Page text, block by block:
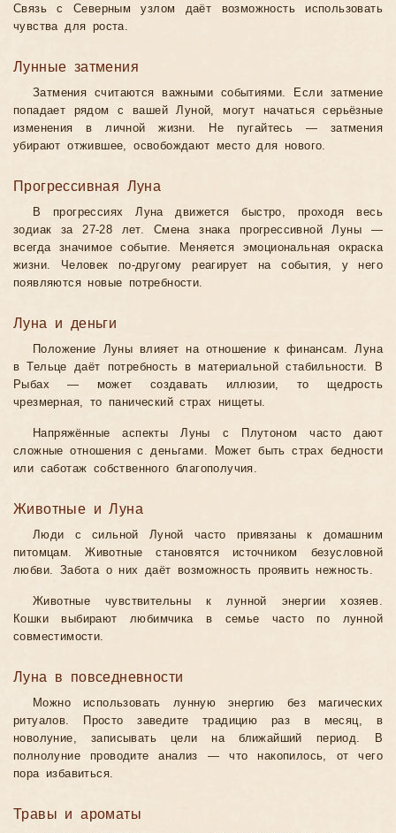
Связь с Северным узлом даёт возможность использовать
чувства для роста.
Лунные затмения
Затмения считаются важными событиями. Если затмение
попадает рядом с вашей Луной, могут начаться серьёзные
изменения в личной жизни. Не пугайтесь — затмения
убирают отжившее, освобождают место для нового.
Прогрессивная Луна
В прогрессиях Луна движется быстро, проходя весь
зодиак за 27-28 лет. Смена знака прогрессивной Луны —
всегда значимое событие. Меняется эмоциональная окраска
жизни. Человек по-другому реагирует на события, у него
появляются новые потребности.
Луна и деньги
Положение Луны влияет на отношение к финансам. Луна
в Тельце даёт потребность в материальной стабильности. В
Рыбах — может создавать иллюзии, то щедрость
чрезмерная, то панический страх нищеты.
Напряжённые аспекты Луны с Плутоном часто дают
сложные отношения с деньгами. Может быть страх бедности
или саботаж собственного благополучия.
Животные и Луна
Люди с сильной Луной часто привязаны к домашним
питомцам. Животные становятся источником безусловной
любви. Забота о них даёт возможность проявить нежность.
Животные чувствительны к лунной энергии хозяев.
Кошки выбирают любимчика в семье часто по лунной
совместимости.
Луна в повседневности
Можно использовать лунную энергию без магических
ритуалов. Просто заведите традицию раз в месяц, в
новолуние, записывать цели на ближайший период. В
полнолуние проводите анализ — что накопилось, от чего
пора избавиться.
Травы и ароматы